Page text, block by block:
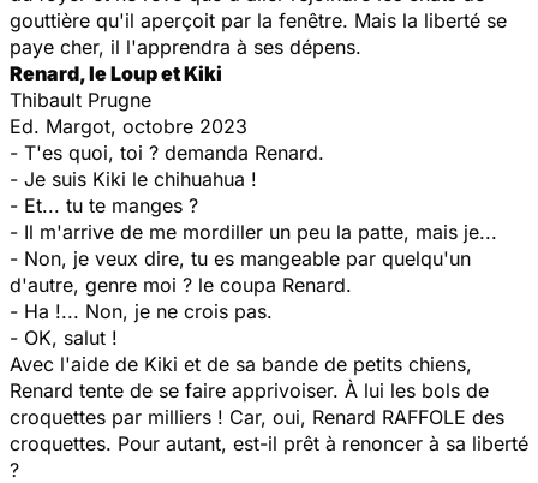
gouttière qu'il aperçoit par la fenêtre. Mais la liberté se
paye cher, il l'apprendra à ses dépens.
Renard, le Loup et Kiki
Thibault Prugne
Ed. Margot, octobre 2023
- T'es quoi, toi ? demanda Renard.
- Je suis Kiki le chihuahua !
- Et... tu te manges ?
- Il m'arrive de me mordiller un peu la patte, mais je...
- Non, je veux dire, tu es mangeable par quelqu'un
d'autre, genre moi ? le coupa Renard.
- Ha !... Non, je ne crois pas.
- OK, salut !
Avec l'aide de Kiki et de sa bande de petits chiens,
Renard tente de se faire apprivoiser. À lui les bols de
croquettes par milliers ! Car, oui, Renard RAFFOLE des
croquettes. Pour autant, est-il prêt à renoncer à sa liberté
?